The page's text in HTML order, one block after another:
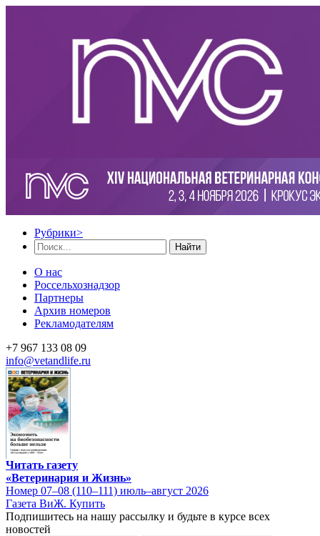
Рубрики>
Найти
О нас
Россельхознадзор
Партнеры
Архив номеров
Рекламодателям
+7 967 133 08 09
info@vetandlife.ru
Читать газету
«Ветеринария и Жизнь»
Номер 07–08 (110–111) июль–август 2026
Газета ВиЖ. Купить
Подпишитесь на нашу рассылку и будьте в курсе всех
новостей